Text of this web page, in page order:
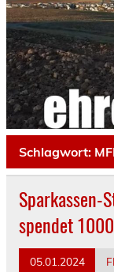
Schlagwort:
spendet
05.01.2024